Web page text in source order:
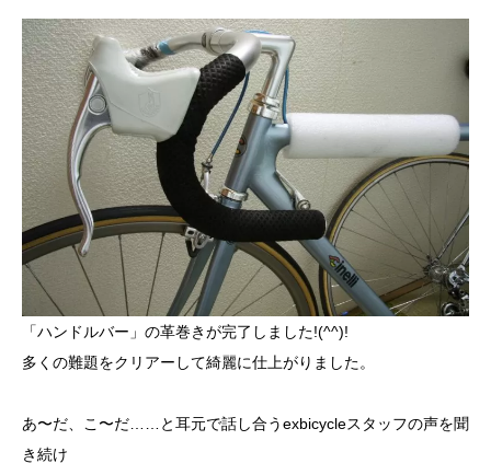
「ハンドルバー」の革巻きが完了しました!(^^)!
多くの難題をクリアーして綺麗に仕上がりました。
あ〜だ、こ〜だ……と耳元で話し合うexbicycleスタッフの声を聞
き続け